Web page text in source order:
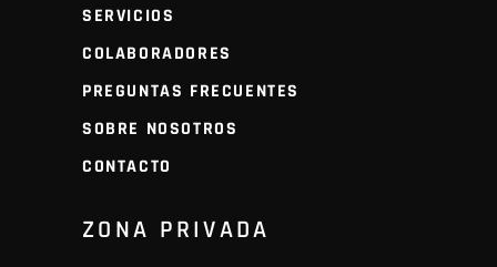
SERVICIOS
COLABORADORES
PREGUNTAS FRECUENTES
SOBRE NOSOTROS
CONTACTO
ZONA PRIVADA